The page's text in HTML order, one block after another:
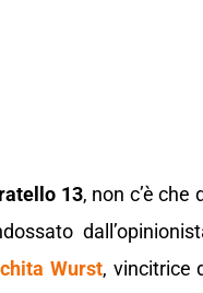
13, non c’è che
Wurst, vincitrice